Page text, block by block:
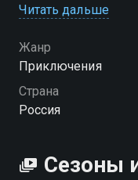
далекой планете и
последствиям
Читать дальше
Жанр
Приключения
Страна
Россия
Сезоны